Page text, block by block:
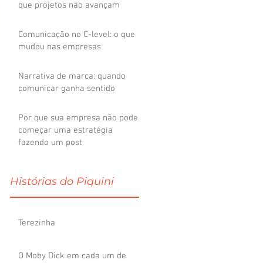
que projetos não avançam
Comunicação no C-level: o que
mudou nas empresas
Narrativa de marca: quando
comunicar ganha sentido
Por que sua empresa não pode
começar uma estratégia
fazendo um post
Histórias do Piquini
Terezinha
O Moby Dick em cada um de